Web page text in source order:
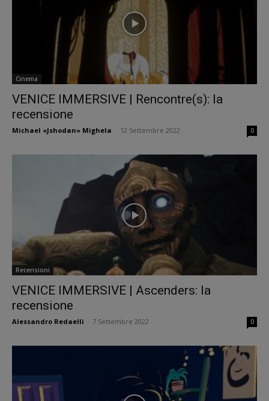
Cinema
VENICE IMMERSIVE | Rencontre(s): la
recensione
Michael «Jshodan» Mighela 12 Settembre 2022 0
Recensioni
VENICE IMMERSIVE | Ascenders: la
recensione
Alessandro Redaelli 7 Settembre 2022 0